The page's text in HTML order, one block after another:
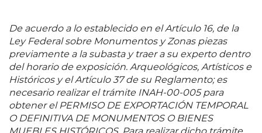
De acuerdo a lo establecido en el Artículo 16, de la
Ley Federal sobre Monumentos y Zonas piezas
previamente a la subasta y traer a su experto dentro
del horario de exposición. Arqueológicos, Artísticos e
Históricos y el Artículo 37 de su Reglamento; es
necesario realizar el trámite INAH-00-005 para
obtener el PERMISO DE EXPORTACIÓN TEMPORAL
O DEFINITIVA DE MONUMENTOS O BIENES